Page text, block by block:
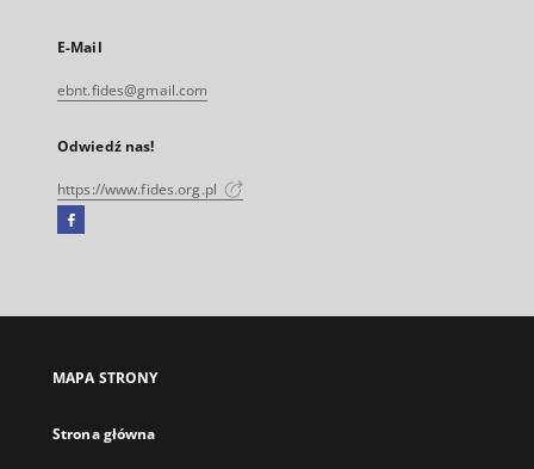
E-Mail
ebnt.fides@gmail.com
Odwiedź nas!
https://www.fides.org.pl
Facebook
się
karcie
MAPA STRONY
Strona główna